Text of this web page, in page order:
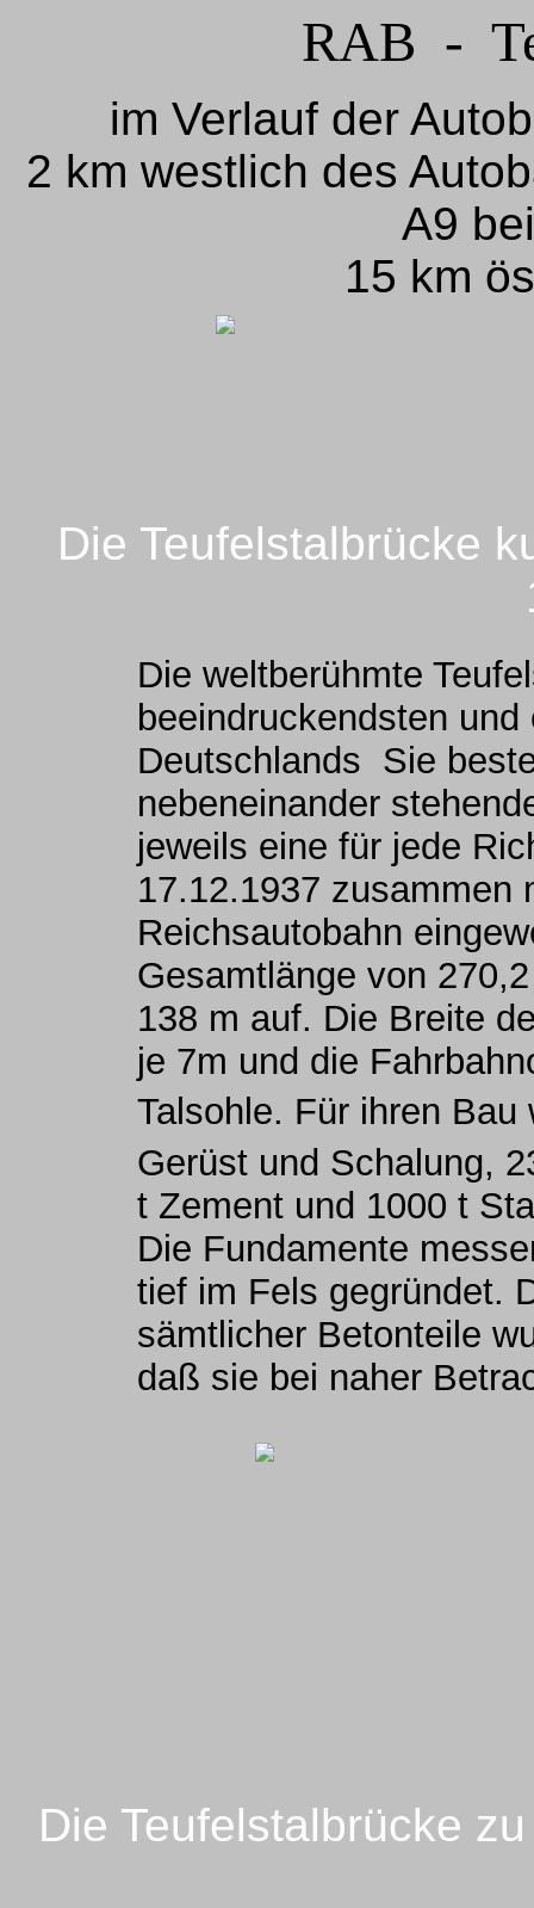
RAB -
im Verlauf der
2 km westlich des
A9
15 km
Die Teufelstalbrücke
Die weltberühmte
beeindruckendsten
Deutschlands Sie
nebeneinander
jeweils eine für jede
17.12.1937 zusammen
Reichsautobahn
Gesamtlänge von
138 m auf. Die Breite
je 7m und die
Talsohle. Für ihren Bau
Gerüst und Schalung,
t Zement und 1000 t
Die Fundamente
tief im Fels gegründet.
sämtlicher Betonteile
daß sie bei naher
Die Teufelstalbrücke